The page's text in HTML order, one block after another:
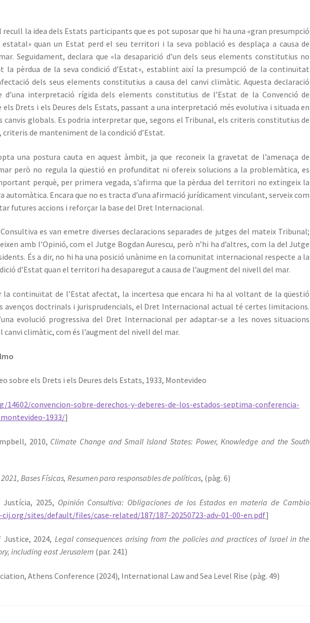
la idea dels Estats participants que es pot suposar que hi ha una «gran presumpció
quan un Estat perd el seu territori i la seva població es desplaça a causa de
Seguidament, declara que «la desaparició d’un dels seus elements constitutius no
la pèrdua de la seva condició d’Estat», establint així la presumpció de la continuïtat
dels seus elements constitutius a causa del canvi climàtic. Aquesta declaració
d’una interpretació rígida dels elements constitutius de l’Estat de la Convenció de
els Drets i els Deures dels Estats, passant a una interpretació més evolutiva i situada en
canvis globals. Es podria interpretar que, segons el Tribunal, els criteris constitutius de
criteris de manteniment de la condició d’Estat.
una postura cauta en aquest àmbit, ja que reconeix la gravetat de l’amenaça de
però no regula la qüestió en profunditat ni ofereix solucions a la problemàtica, es
perquè, per primera vegada, s’afirma que la pèrdua del territori no extingeix la
automàtica. Encara que no es tracta d’una afirmació jurídicament vinculant, serveix com
futures accions i reforçar la base del Dret Internacional.
es van emetre diverses declaracions separades de jutges del mateix Tribunal;
amb l’Opinió, com el Jutge Bogdan Aurescu, però n’hi ha d’altres, com la del Jutge
És a dir, no hi ha una posició unànime en la comunitat internacional respecte a la
d’Estat quan el territori ha desaparegut a causa de l’augment del nivell del mar.
la continuïtat de l’Estat afectat, la incertesa que encara hi ha al voltant de la qüestió
avenços doctrinals i jurisprudencials, el Dret Internacional actual té certes limitacions.
evolució progressiva del Dret Internacional per adaptar-se a les noves situacions
climàtic, com és l’augment del nivell del mar.
sobre els Drets i els Deures dels Estats, 1933, Montevideo
14602/convencion-sobre-derechos-y-deberes-de-los-estados-septima-conferencia-
1933/]
2010, Climate Change and Small Island States: Power, Knowledge and the South
Bases Físicas, Resumen para responsables de políticas, (pàg. 6)
2025, Opinión Consultiva: Obligaciones de los Estados en materia de Cambio
sites/default/files/case-related/187/187-20250723-adv-01-00-en.pdf]
2024, Legal consequences arising from the policies and practices of Israel in the
including east Jerusalem (par. 241)
Athens Conference (2024), International Law and Sea Level Rise (pàg. 49)